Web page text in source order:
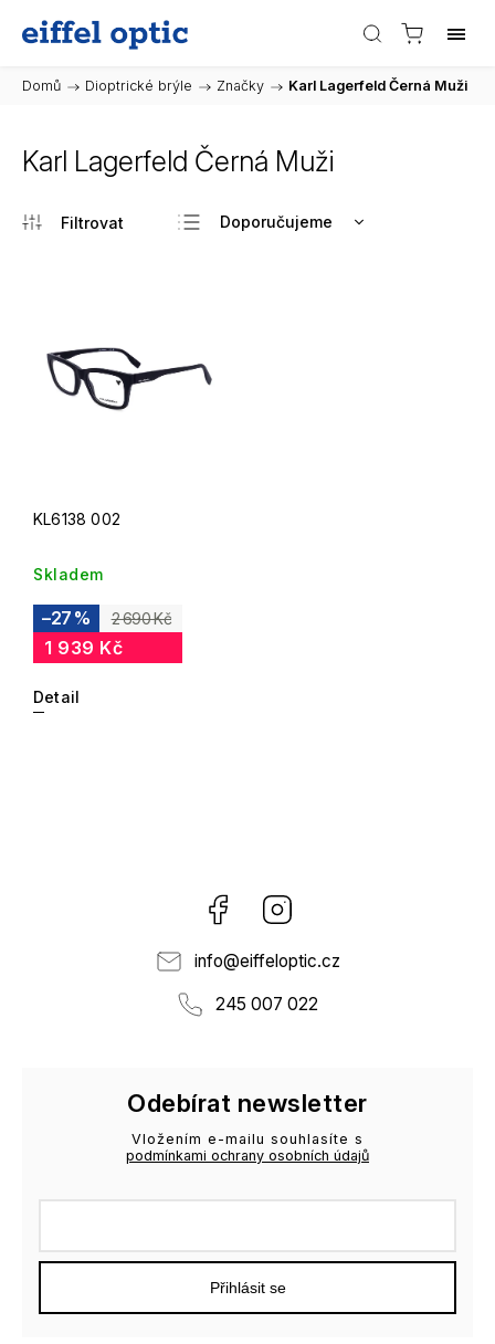
Domů / Dioptrické brýle / Značky / Karl Lagerfeld Černá Muži
Karl Lagerfeld Černá Muži
Doporučujeme
KL6138 002
Skladem
2 690 Kč
–27 %
1 939 Kč
Detail
Facebook
info@eiffeloptic.cz
245 007 022
Odebírat newsletter
Vložením e-mailu souhlasíte s
podmínkami ochrany osobních údajů
Přihlásit se